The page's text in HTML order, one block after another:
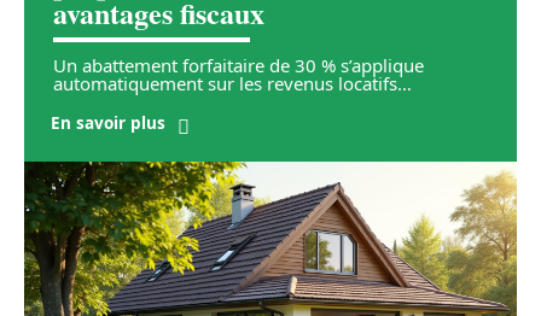
avantages fiscaux
Un abattement forfaitaire de 30 % s’applique
automatiquement sur les revenus locatifs…
En savoir plus